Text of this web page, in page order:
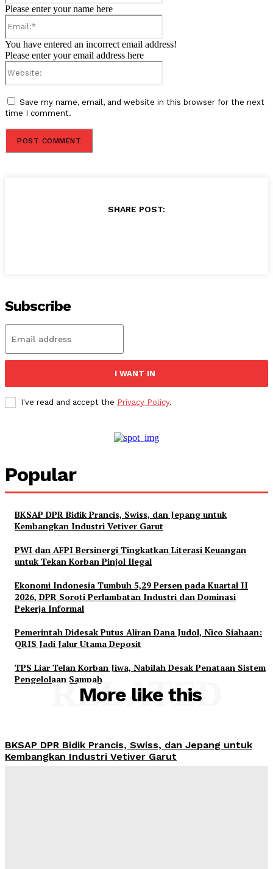
Please enter your name here
You have entered an incorrect email address!
Please enter your email address here
Save my name, email, and website in this browser for the next
time I comment.
SHARE POST:
Subscribe
I WANT IN
I've read and accept the Privacy Policy.
Popular
BKSAP DPR Bidik Prancis, Swiss, dan Jepang untuk
Kembangkan Industri Vetiver Garut
PWI dan AFPI Bersinergi Tingkatkan Literasi Keuangan
untuk Tekan Korban Pinjol Ilegal
Ekonomi Indonesia Tumbuh 5,29 Persen pada Kuartal II
2026, DPR Soroti Perlambatan Industri dan Dominasi
Pekerja Informal
Pemerintah Didesak Putus Aliran Dana Judol, Nico Siahaan:
QRIS Jadi Jalur Utama Deposit
TPS Liar Telan Korban Jiwa, Nabilah Desak Penataan Sistem
Pengelolaan Sampah
More like this
RELATED
BKSAP DPR Bidik Prancis, Swiss, dan Jepang untuk
Kembangkan Industri Vetiver Garut